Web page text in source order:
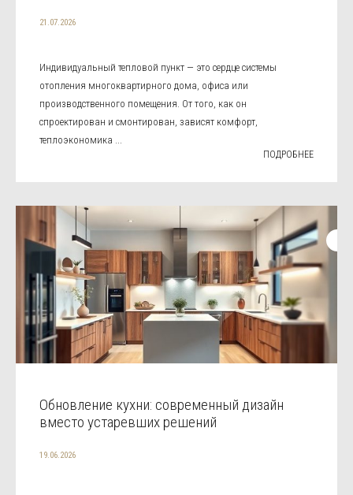
21.07.2026
Индивидуальный тепловой пункт — это сердце системы
отопления многоквартирного дома, офиса или
производственного помещения. От того, как он
спроектирован и смонтирован, зависят комфорт,
теплоэкономика ...
ПОДРОБНЕЕ
Обновление кухни: современный дизайн
вместо устаревших решений
19.06.2026